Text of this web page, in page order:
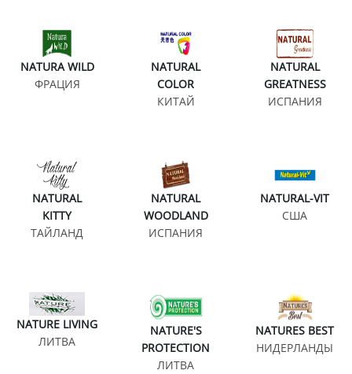
NATURA WILD
ФРАЦИЯ
NATURAL
COLOR
КИТАЙ
NATURAL
GREATNESS
ИСПАНИЯ
NATURAL
KITTY
ТАЙЛАНД
NATURAL
WOODLAND
ИСПАНИЯ
NATURAL-VIT
США
NATURE LIVING
ЛИТВА
NATURE'S
PROTECTION
ЛИТВА
NATURES BEST
НИДЕРЛАНДЫ